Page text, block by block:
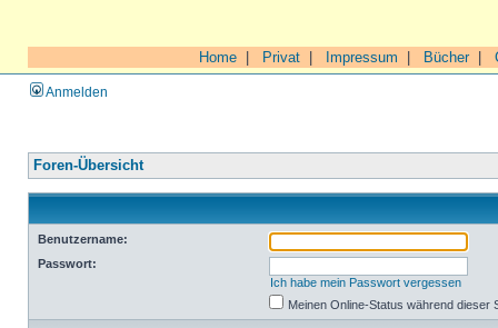
Home Privat Impressum Bücher|
Anmelden
Foren-Übersicht
Benutzername:
Passwort:
Ich habe mein Passwort vergessen
Meinen Online-Status während dieser